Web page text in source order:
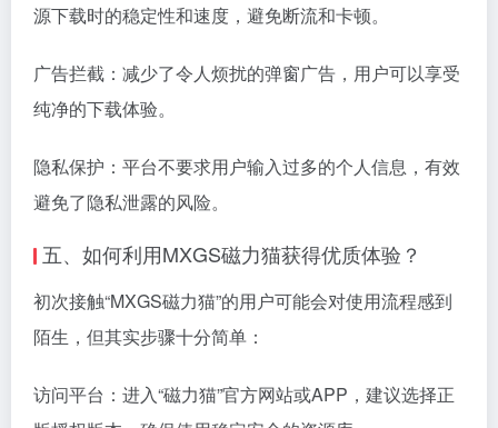
源下载时的稳定性和速度，避免断流和卡顿。
广告拦截：减少了令人烦扰的弹窗广告，用户可以享受
纯净的下载体验。
隐私保护：平台不要求用户输入过多的个人信息，有效
避免了隐私泄露的风险。
五、如何利用MXGS磁力猫获得优质体验？
初次接触“MXGS磁力猫”的用户可能会对使用流程感到
陌生，但其实步骤十分简单：
访问平台：进入“磁力猫”官方网站或APP，建议选择正